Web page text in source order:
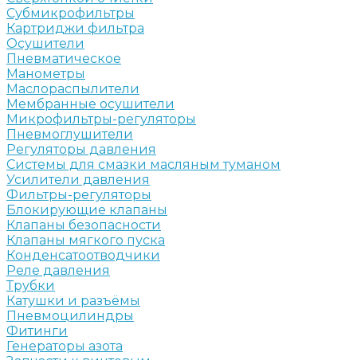
Субмикрофильтры
Картриджи фильтра
Осушители
Пневматическое
Манометры
Маслораспылители
Мембранные осушители
Микрофильтры-регуляторы
Пневмоглушители
Регуляторы давления
Системы для смазки масляным туманом
Усилители давления
Фильтры-регуляторы
Блокирующие клапаны
Клапаны безопасности
Клапаны мягкого пуска
Конденсатоотводчики
Реле давления
Трубки
Катушки и разъёмы
Пневмоцилиндры
Фитинги
Генераторы азота